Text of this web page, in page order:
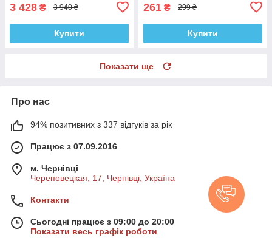
3 428 ₴ 3 940 ₴
Купити
261 ₴ 299 ₴
Купити
Показати ще
Про нас
94% позитивних з 337 відгуків за рік
Працює з 07.09.2016
м. Чернівці
Череповецкая, 17, Чернівці, Україна
Контакти
Сьогодні працює з 09:00 до 20:00
Показати весь графік роботи